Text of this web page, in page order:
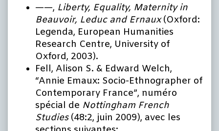
——, Liberty, Equality, Maternity in
Beauvoir, Leduc and Ernaux(Oxford:
Legenda, European Humanities
Research Centre, University of
Oxford, 2003).
Fell, Alison S. & Edward Welch,
“Annie Emaux: Socio-Ethnographer of
Contemporary France”, numéro
spécial de Nottingham French
Studies (48:2, juin 2009), avec les